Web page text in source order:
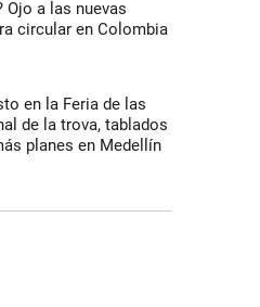
Ojo a las nuevas
circular en Colombia
en la Feria de las
de la trova, tablados
planes en Medellín